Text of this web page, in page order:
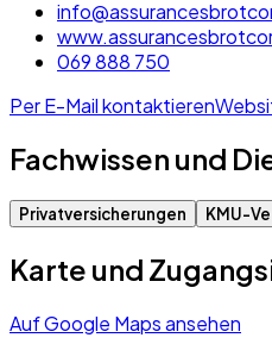
069 888 750
Per E-Mail kontaktieren
Fachwissen und
Privatversicherungen KMU-
Karte und
Auf Google Maps ansehen